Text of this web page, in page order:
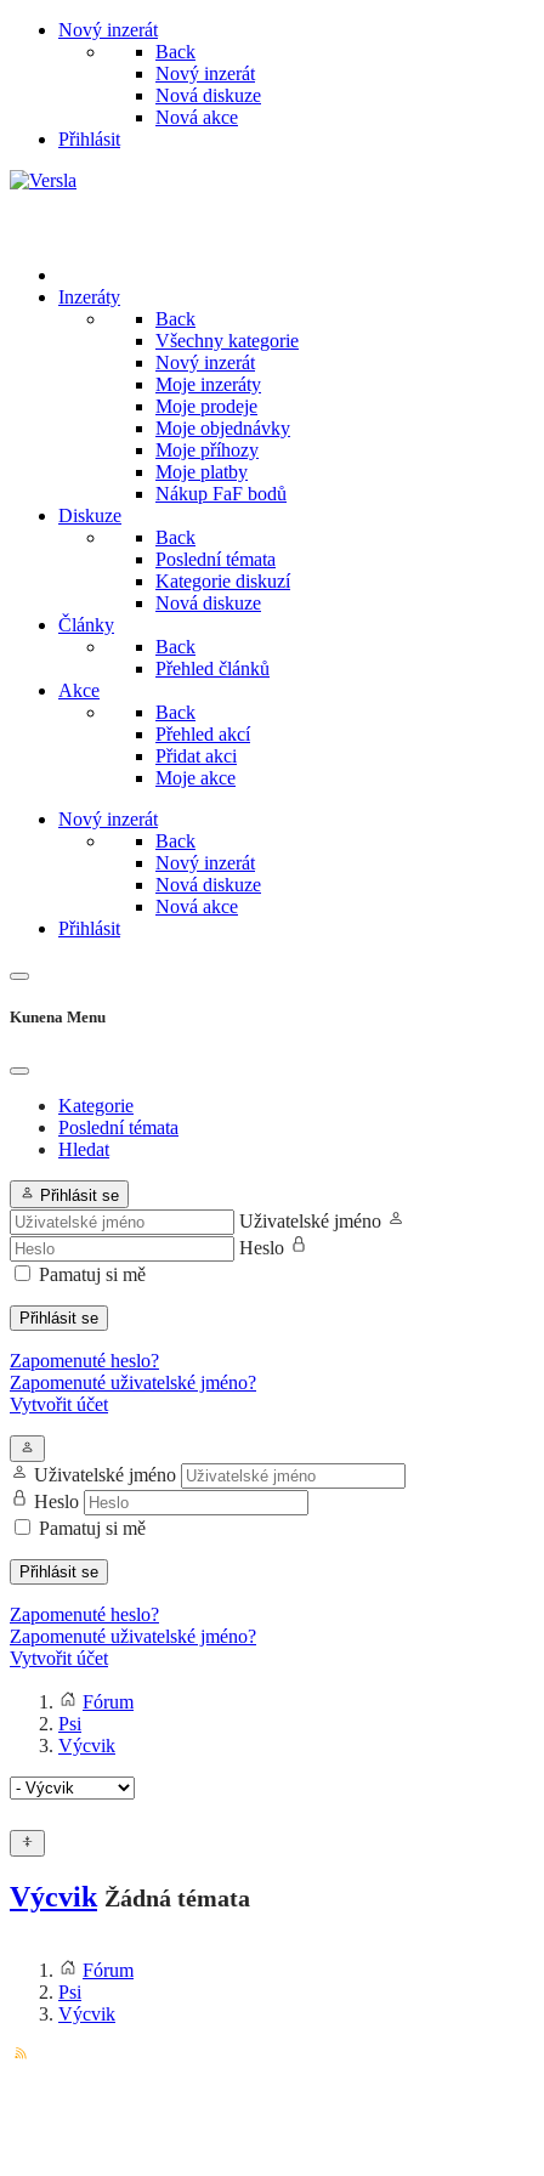
Nový inzerát
Back
Nový inzerát
Nová diskuze
Nová akce
Přihlásit
Inzeráty
Back
Všechny kategorie
Nový inzerát
Moje inzeráty
Moje prodeje
Moje objednávky
Moje příhozy
Moje platby
Nákup FaF bodů
Diskuze
Back
Poslední témata
Kategorie diskuzí
Nová diskuze
Články
Back
Přehled článků
Akce
Back
Přehled akcí
Přidat akci
Moje akce
Nový inzerát
Back
Nový inzerát
Nová diskuze
Nová akce
Přihlásit
Kunena Menu
Kategorie
Poslední témata
Hledat
Přihlásit se
Uživatelské jméno
Heslo
Pamatuj si mě
Přihlásit se
Zapomenuté heslo?
Zapomenuté uživatelské jméno?
Vytvořit účet
Uživatelské jméno
Heslo
Pamatuj si mě
Přihlásit se
Zapomenuté heslo?
Zapomenuté uživatelské jméno?
Vytvořit účet
Fórum
Psi
Výcvik
Výcvik Žádná témata
Fórum
Psi
Výcvik